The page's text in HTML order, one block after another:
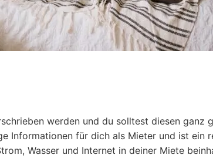
werden und du solltest diesen ganz
Informationen für dich als Mieter und ist ein
Wasser und Internet in deiner Miete